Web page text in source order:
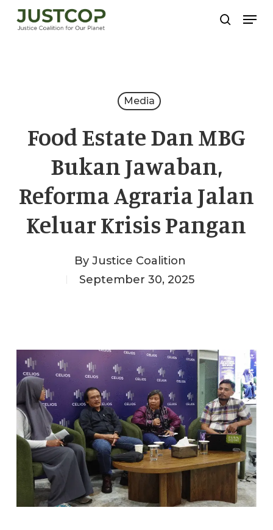
Skip
search
Media
Food Estate Dan MBG
Bukan Jawaban,
Reforma Agraria Jalan
Keluar Krisis Pangan
By Justice Coalition
September 30, 2025